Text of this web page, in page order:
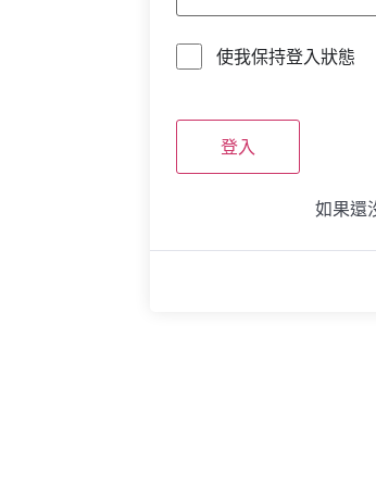
使我保持登入狀態
登入
如果還